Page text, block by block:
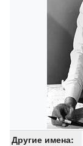
Другие имена: